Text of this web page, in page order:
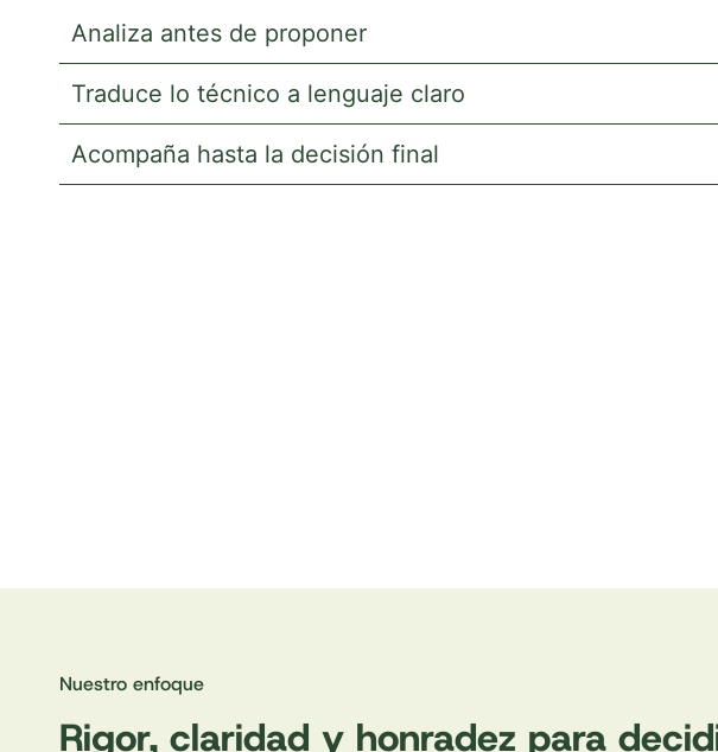
Analiza antes de proponer
Traduce lo técnico a lenguaje claro
Acompaña hasta la decisión final
Nuestro enfoque
Rigor, claridad y honradez para